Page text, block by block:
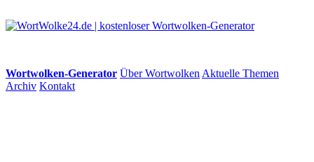
Wortwolken-Generator Über Wortwolken Aktuelle Themen
Archiv Kontakt